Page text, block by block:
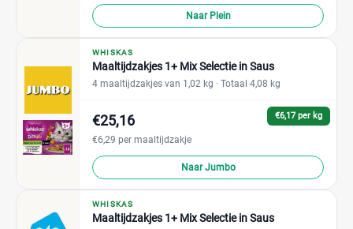
Naar Plein
WHISKAS
Maaltijdzakjes 1+ Mix Selectie in Saus
4 maaltijdzakjes van 1,02 kg · Totaal 4,08 kg
€6,17 per kg
€25,16
€6,29 per maaltijdzakje
Naar Jumbo
WHISKAS
Maaltijdzakjes 1+ Mix Selectie in Saus